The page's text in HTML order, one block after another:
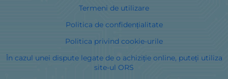
Termeni de utilizare
Politica de confidențialitate
Politica privind cookie-urile
În cazul unei dispute legate de o achiziție online, puteți utiliza
site-ul ORS